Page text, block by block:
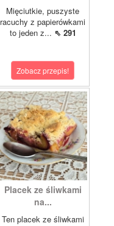
Mięciutkie, puszyste
racuchy z papierówkami
to jeden z... ⇖ 291
Zobacz przepis!
Placek ze śliwkami
na...
Ten placek ze śliwkami